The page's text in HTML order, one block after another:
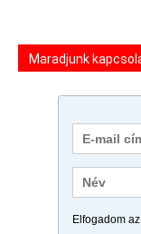
Maradjunk
Elfogadom az